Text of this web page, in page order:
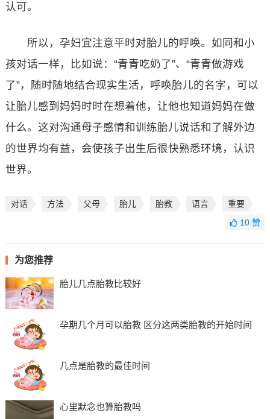
认可。
所以，孕妇宜注意平时对胎儿的呼唤。如同和小
孩对话一样，比如说：“青青吃奶了”、“青青做游戏
了”，随时随地结合现实生活，呼唤胎儿的名字，可以
让胎儿感到妈妈时时在想着他，让他也知道妈妈在做
什么。这对沟通母子感情和训练胎儿说话和了解外边
的世界均有益，会使孩子出生后很快熟悉环境，认识
世界。
对话 方法 父母 胎儿 胎教 语言
重要
10赞
为您推荐
胎儿几点胎教比较好
孕期几个月可以胎教 区分这两类胎教的开始时间
几点是胎教的最佳时间
心里默念也算胎教吗